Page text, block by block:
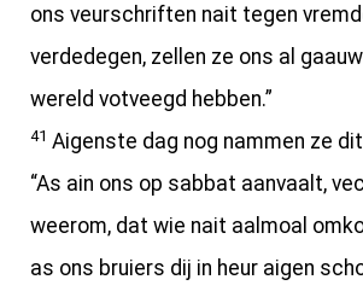
ons veurschriften nait tegen
verdedegen, zellen ze ons al
wereld votveegd hebben.”
41 Aigenste dag nog nammen ze
“As ain ons op sabbat aanvaalt,
weerom, dat wie nait aalmoal
as ons bruiers dij in heur aigen